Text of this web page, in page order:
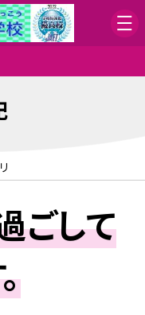
ごして